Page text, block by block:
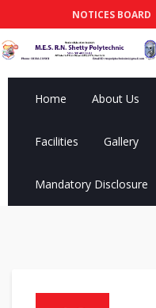
NOTICES BOARD
Home About Us
Facilities Gallery
Mandatory Disclosure